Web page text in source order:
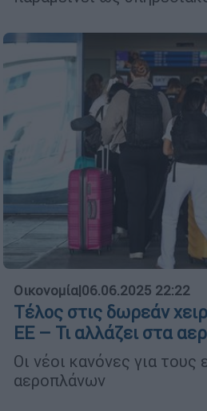
Οικονομία|06.06.2025 22:22
Τέλος στις δωρεάν
ΕΕ – Τι αλλάζει στα
Οι νέοι κανόνες για τους
αεροπλάνων